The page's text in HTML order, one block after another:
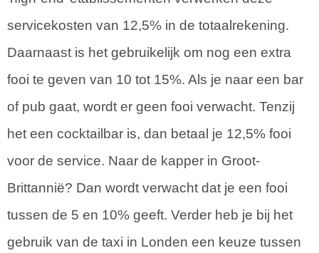
servicekosten van 12,5% in de totaalrekening.
Daarnaast is het gebruikelijk om nog een extra
fooi te geven van 10 tot 15%. Als je naar een bar
of pub gaat, wordt er geen fooi verwacht. Tenzij
het een cocktailbar is, dan betaal je 12,5% fooi
voor de service. Naar de kapper in Groot-
Brittannië? Dan wordt verwacht dat je een fooi
tussen de 5 en 10% geeft. Verder heb je bij het
gebruik van de taxi in Londen een keuze tussen